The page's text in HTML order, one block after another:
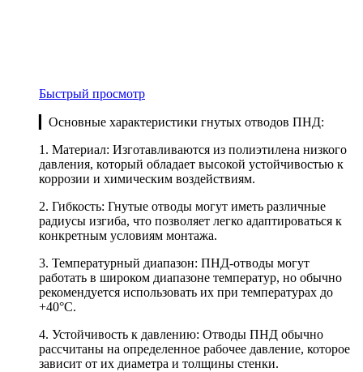
Быстрый просмотр
▎Основные характеристики гнутых отводов ПНД:
1. Материал: Изготавливаются из полиэтилена низкого
давления, который обладает высокой устойчивостью к
коррозии и химическим воздействиям.
2. Гибкость: Гнутые отводы могут иметь различные
радиусы изгиба, что позволяет легко адаптироваться к
конкретным условиям монтажа.
3. Температурный диапазон: ПНД-отводы могут
работать в широком диапазоне температур, но обычно
рекомендуется использовать их при температурах до
+40°C.
4. Устойчивость к давлению: Отводы ПНД обычно
рассчитаны на определенное рабочее давление, которое
зависит от их диаметра и толщины стенки.